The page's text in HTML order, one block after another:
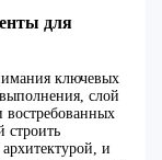
для
ключевых
слой
востребованных
строить
и